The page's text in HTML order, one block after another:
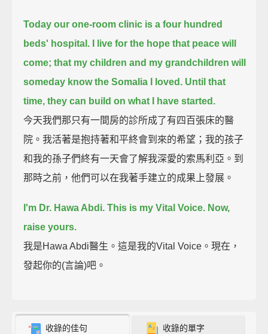
Today our one-room clinic is a four hundred
beds' hospital.
I live for the hope that peace will
come; that my children and my grandchildren will
someday know the Somalia I loved. Until that
time, they can build on what I have started.
今天我們那只有一間房的診所成了有四百張床的醫
院。我活著是抱持著和平終會到來的希望；我的孩子
和我的孫子們終有一天會了解我深愛的索馬利亞。到
那時之前，他們可以在我著手建立的成果上發展。
I'm Dr. Hawa Abdi. This is my Vital Voice. Now,
raise yours.
我是Hawa Abdi醫生。這是我的Vital Voice。現在，
發起你的(言論)吧。
收錄的佳句 收錄的單字